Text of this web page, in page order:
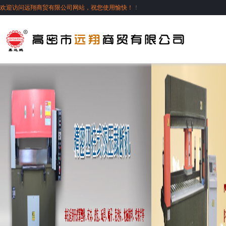
欢迎访问远翔商贸有限公司网站，祝您使用愉快！ ！